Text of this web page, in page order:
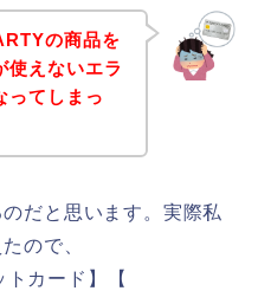
の商品を
使えないエラ
ってしまっ
だと思います。実際私
ので、
カード】【